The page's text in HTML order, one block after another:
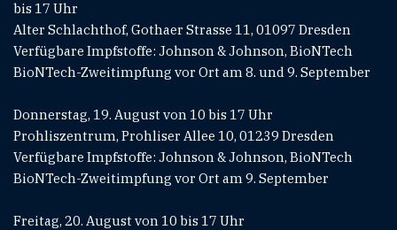
bis 17 Uhr
Alter Schlachthof, Gothaer Strasse 11, 01097 Dresden
Verfügbare Impfstoffe: Johnson & Johnson, BioNTech
BioNTech-Zweitimpfung vor Ort am 8. und 9. September
Donnerstag, 19. August von 10 bis 17 Uhr
Prohliszentrum, Prohliser Allee 10, 01239 Dresden
Verfügbare Impfstoffe: Johnson & Johnson, BioNTech
BioNTech-Zweitimpfung vor Ort am 9. September
Freitag, 20. August von 10 bis 17 Uhr